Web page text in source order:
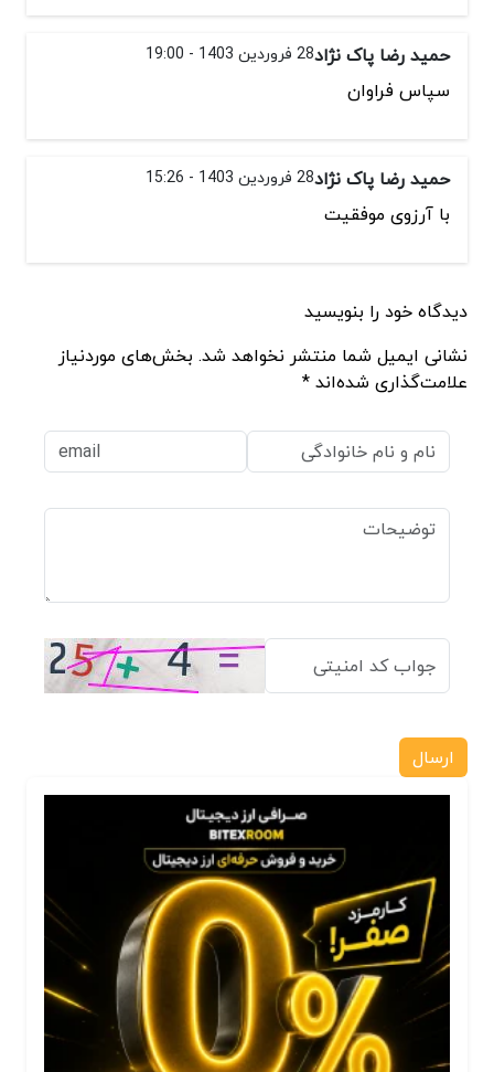
حمید رضا پاک نژاد28 فروردین 1403 - 19:00
سپاس فراوان
حمید رضا پاک نژاد28 فروردین 1403 - 15:26
با آرزوی موفقیت
دیدگاه خود را بنویسید
نشانی ایمیل شما منتشر نخواهد شد. بخش‌های موردنیاز
علامت‌گذاری شده‌اند *
ارسال